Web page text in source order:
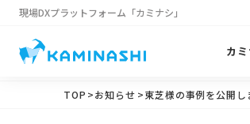
現場DXプラットフォーム 「カミナシ」
カ
TOP >お知らせ >東芝様の事例を公開し